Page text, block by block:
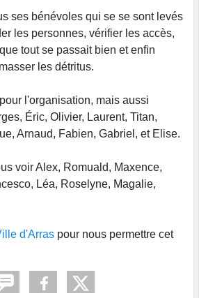
ses bénévoles qui se se sont levés
les personnes, vérifier les accès,
tout se passait bien et enfin
les détritus.
l'organisation, mais aussi
Éric, Olivier, Laurent, Titan,
Arnaud, Fabien, Gabriel, et Elise.
voir Alex, Romuald, Maxence,
Léa, Roselyne, Magalie,
d'Arras pour nous permettre cet